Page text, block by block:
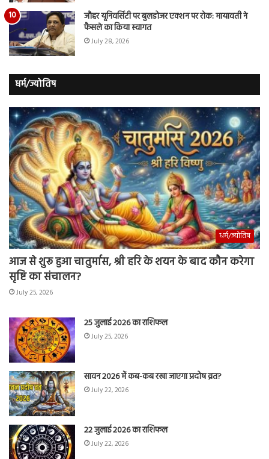
जौहर यूनिवर्सिटी पर बुलडोजर एक्शन पर रोक: मायावती ने
फैसले का किया स्वागत
July 28, 2026
धर्म/ज्योतिष
धर्म/ज्योतिष
आज से शुरू हुआ चातुर्मास, श्री हरि के शयन के बाद कौन करेगा
सृष्टि का संचालन?
July 25, 2026
25 जुलाई 2026 का राशिफल
July 25, 2026
सावन 2026 में कब-कब रखा जाएगा प्रदोष व्रत?
July 22, 2026
22 जुलाई 2026 का राशिफल
July 22, 2026